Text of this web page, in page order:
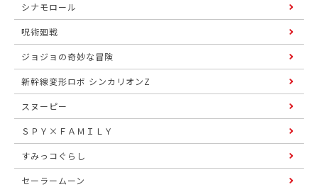
シナモロール
呪術廻戦
ジョジョの奇妙な冒険
新幹線変形ロボ シンカリオンZ
スヌーピー
ＳＰＹ×ＦＡＭＩＬＹ
すみっコぐらし
セーラームーン